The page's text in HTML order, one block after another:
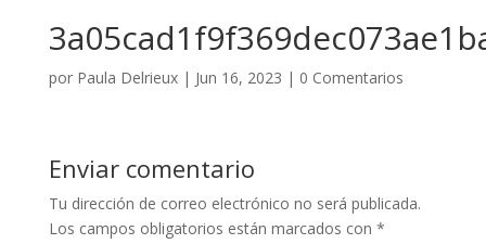
por Paula Delrieux| Jun 16, 2023 | 0 Comentarios
Enviar comentario
Tu dirección de correo electrónico no será publicada.
Los campos obligatorios están marcados con *